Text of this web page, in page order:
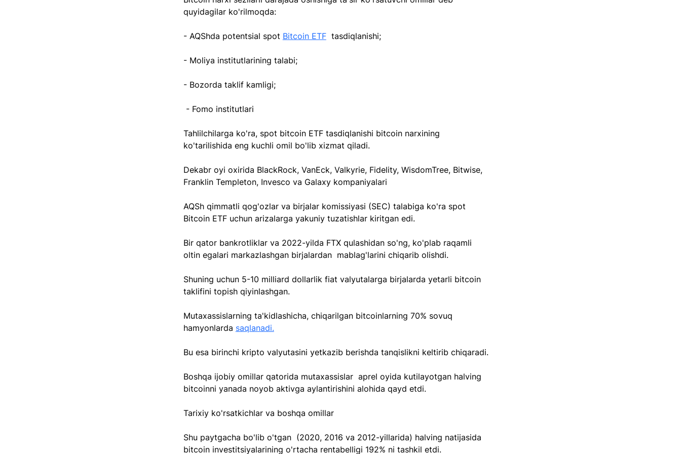
quyidagilar ko'rilmoqda:
- AQShda potentsial spot Bitcoin ETF
  tasdiqlanishi;
- Moliya institutlarining talabi;
- Bozorda taklif kamligi;
- Fomo institutlari
Tahlilchilarga ko'ra, spot bitcoin ETF tasdiqlanishi bitcoin narxining
ko'tarilishida eng kuchli omil bo'lib xizmat qiladi.
Dekabr oyi oxirida BlackRock, VanEck, Valkyrie, Fidelity, WisdomTree, Bitwise,
Franklin Templeton, Invesco va Galaxy kompaniyalari
AQSh qimmatli qog'ozlar va birjalar komissiyasi (SEC) talabiga ko'ra spot
Bitcoin ETF uchun arizalarga yakuniy tuzatishlar kiritgan edi.
Bir qator bankrotliklar va 2022-yilda FTX qulashidan so'ng, ko'plab raqamli
oltin egalari markazlashgan birjalardan  mablag'larini chiqarib olishdi.
Shuning uchun 5-10 milliard dollarlik fiat valyutalarga birjalarda yetarli bitcoin
taklifini topish qiyinlashgan.
Mutaxassislarning ta'kidlashicha, chiqarilgan bitcoinlarning 70% sovuq
hamyonlarda saqlanadi.
Bu esa birinchi kripto valyutasini yetkazib berishda tanqislikni keltirib chiqaradi.
Boshqa ijobiy omillar qatorida mutaxassislar  aprel oyida kutilayotgan halving
bitcoinni yanada noyob aktivga aylantirishini alohida qayd etdi.
Tarixiy ko'rsatkichlar va boshqa omillar
Shu paytgacha bo'lib o'tgan  (2020, 2016 va 2012-yillarida) halving natijasida
bitcoin investitsiyalarining o'rtacha rentabelligi 192% ni tashkil etdi.